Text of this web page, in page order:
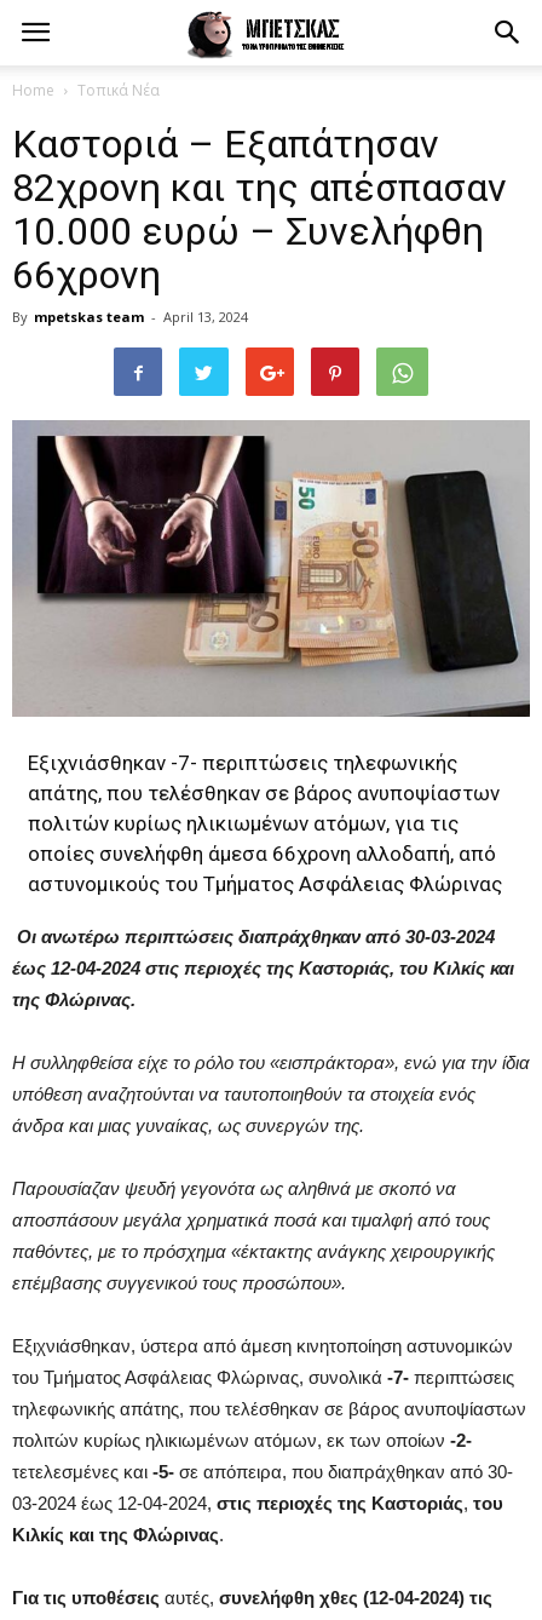
Home Τοπικά Νέα
Καστοριά – Εξαπάτησαν
82χρονη και της απέσπασαν
10.000 ευρώ – Συνελήφθη
66χρονη
By mpetskas team - April 13, 2024
Εξιχνιάσθηκαν -7- περιπτώσεις τηλεφωνικής
απάτης, που τελέσθηκαν σε βάρος ανυποψίαστων
πολιτών κυρίως ηλικιωμένων ατόμων, για τις
οποίες συνελήφθη άμεσα 66χρονη αλλοδαπή, από
αστυνομικούς του Τμήματος Ασφάλειας Φλώρινας
Οι ανωτέρω περιπτώσεις διαπράχθηκαν από 30-03-2024
έως 12-04-2024 στις περιοχές της Καστοριάς, του Κιλκίς και
της Φλώρινας.
Η συλληφθείσα είχε το ρόλο του «εισπράκτορα», ενώ για την ίδια
υπόθεση αναζητούνται να ταυτοποιηθούν τα στοιχεία ενός
άνδρα και μιας γυναίκας, ως συνεργών της.
Παρουσίαζαν ψευδή γεγονότα ως αληθινά με σκοπό να
αποσπάσουν μεγάλα χρηματικά ποσά και τιμαλφή από τους
παθόντες, με το πρόσχημα «έκτακτης ανάγκης χειρουργικής
επέμβασης συγγενικού τους προσώπου».
Εξιχνιάσθηκαν, ύστερα από άμεση κινητοποίηση αστυνομικών
του Τμήματος Ασφάλειας Φλώρινας, συνολικά -7- περιπτώσεις
τηλεφωνικής απάτης, που τελέσθηκαν σε βάρος ανυποψίαστων
πολιτών κυρίως ηλικιωμένων ατόμων, εκ των οποίων -2-
τετελεσμένες και -5- σε απόπειρα, που διαπράχθηκαν από 30-
03-2024 έως 12-04-2024, στις περιοχές της Καστοριάς, του
Κιλκίς και της Φλώρινας.
Για τις υποθέσεις αυτές, συνελήφθη χθες (12-04-2024) τις